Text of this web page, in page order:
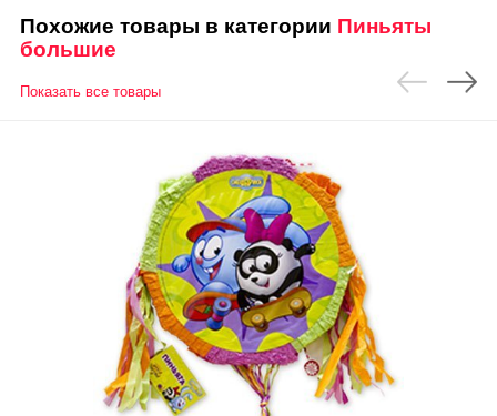
Похожие товары в категории Пиньяты
большие
Показать все товары